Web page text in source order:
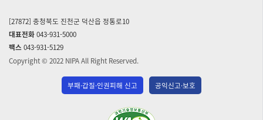
[27872] 충청북도 진천군 덕산읍 정통로10
대표전화043-931-5000
팩스043-931-5129
Copyright © 2022 NIPA All Right Reserved.
부패·갑질·인권피해 신고 공익신고·보호
(사)